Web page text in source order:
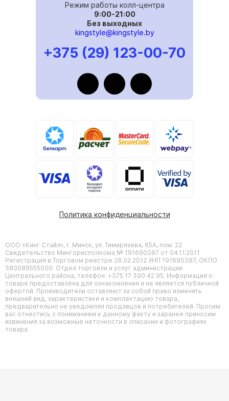
Режим работы колл-центра
9:00-21:00
Без выходных
kingstyle@kingstyle.by
+375 (29) 123-00-70
Политика конфиденциальности
ООО «Кинг Стайл», г. Минск, ул. Тимирязева, 65А, пом. 22
Свидетельство Мингорисполкома № 191690387 от 04.11.2011
Регистрация в Торговом реестре 28.02.2012 УНП 191690387, ОКПО
380089555000. Отдел торговли и услуг администрации
Центрального района, телефон: +375 17 390 42 95. Информация о
товаре предоставлена для ознакомления и не является публичной
офертой. Производители оставляют за собой право изменять
внешний вид, характеристики и комплектацию товара,
предварительно не уведомляя продавцов и потребителей. Просим
вас отнестись с пониманием к данному факту и заранее приносим
извинения за возможные неточности в описании и фотографиях
товара.